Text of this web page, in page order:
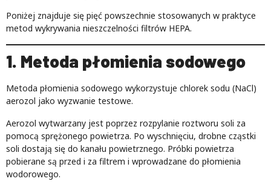
Poniżej znajduje się pięć powszechnie stosowanych w praktyce
metod wykrywania nieszczelności filtrów HEPA.
1. Metoda płomienia sodowego
Metoda płomienia sodowego wykorzystuje chlorek sodu (NaCl)
aerozol jako wyzwanie testowe.
Aerozol wytwarzany jest poprzez rozpylanie roztworu soli za
pomocą sprężonego powietrza. Po wyschnięciu, drobne cząstki
soli dostają się do kanału powietrznego. Próbki powietrza
pobierane są przed i za filtrem i wprowadzane do płomienia
wodorowego.